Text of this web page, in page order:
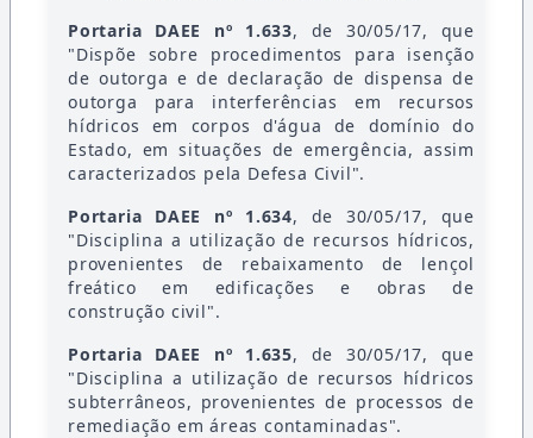
Portaria DAEE nº 1.633, de 30/05/17, que
"Dispõe sobre procedimentos para isenção
de outorga e de declaração de dispensa de
outorga para interferências em recursos
hídricos em corpos d'água de domínio do
Estado, em situações de emergência, assim
caracterizados pela Defesa Civil".
Portaria DAEE nº 1.634, de 30/05/17, que
"Disciplina a utilização de recursos hídricos,
provenientes de rebaixamento de lençol
freático em edificações e obras de
construção civil".
Portaria DAEE nº 1.635, de 30/05/17, que
"Disciplina a utilização de recursos hídricos
subterrâneos, provenientes de processos de
remediação em áreas contaminadas".